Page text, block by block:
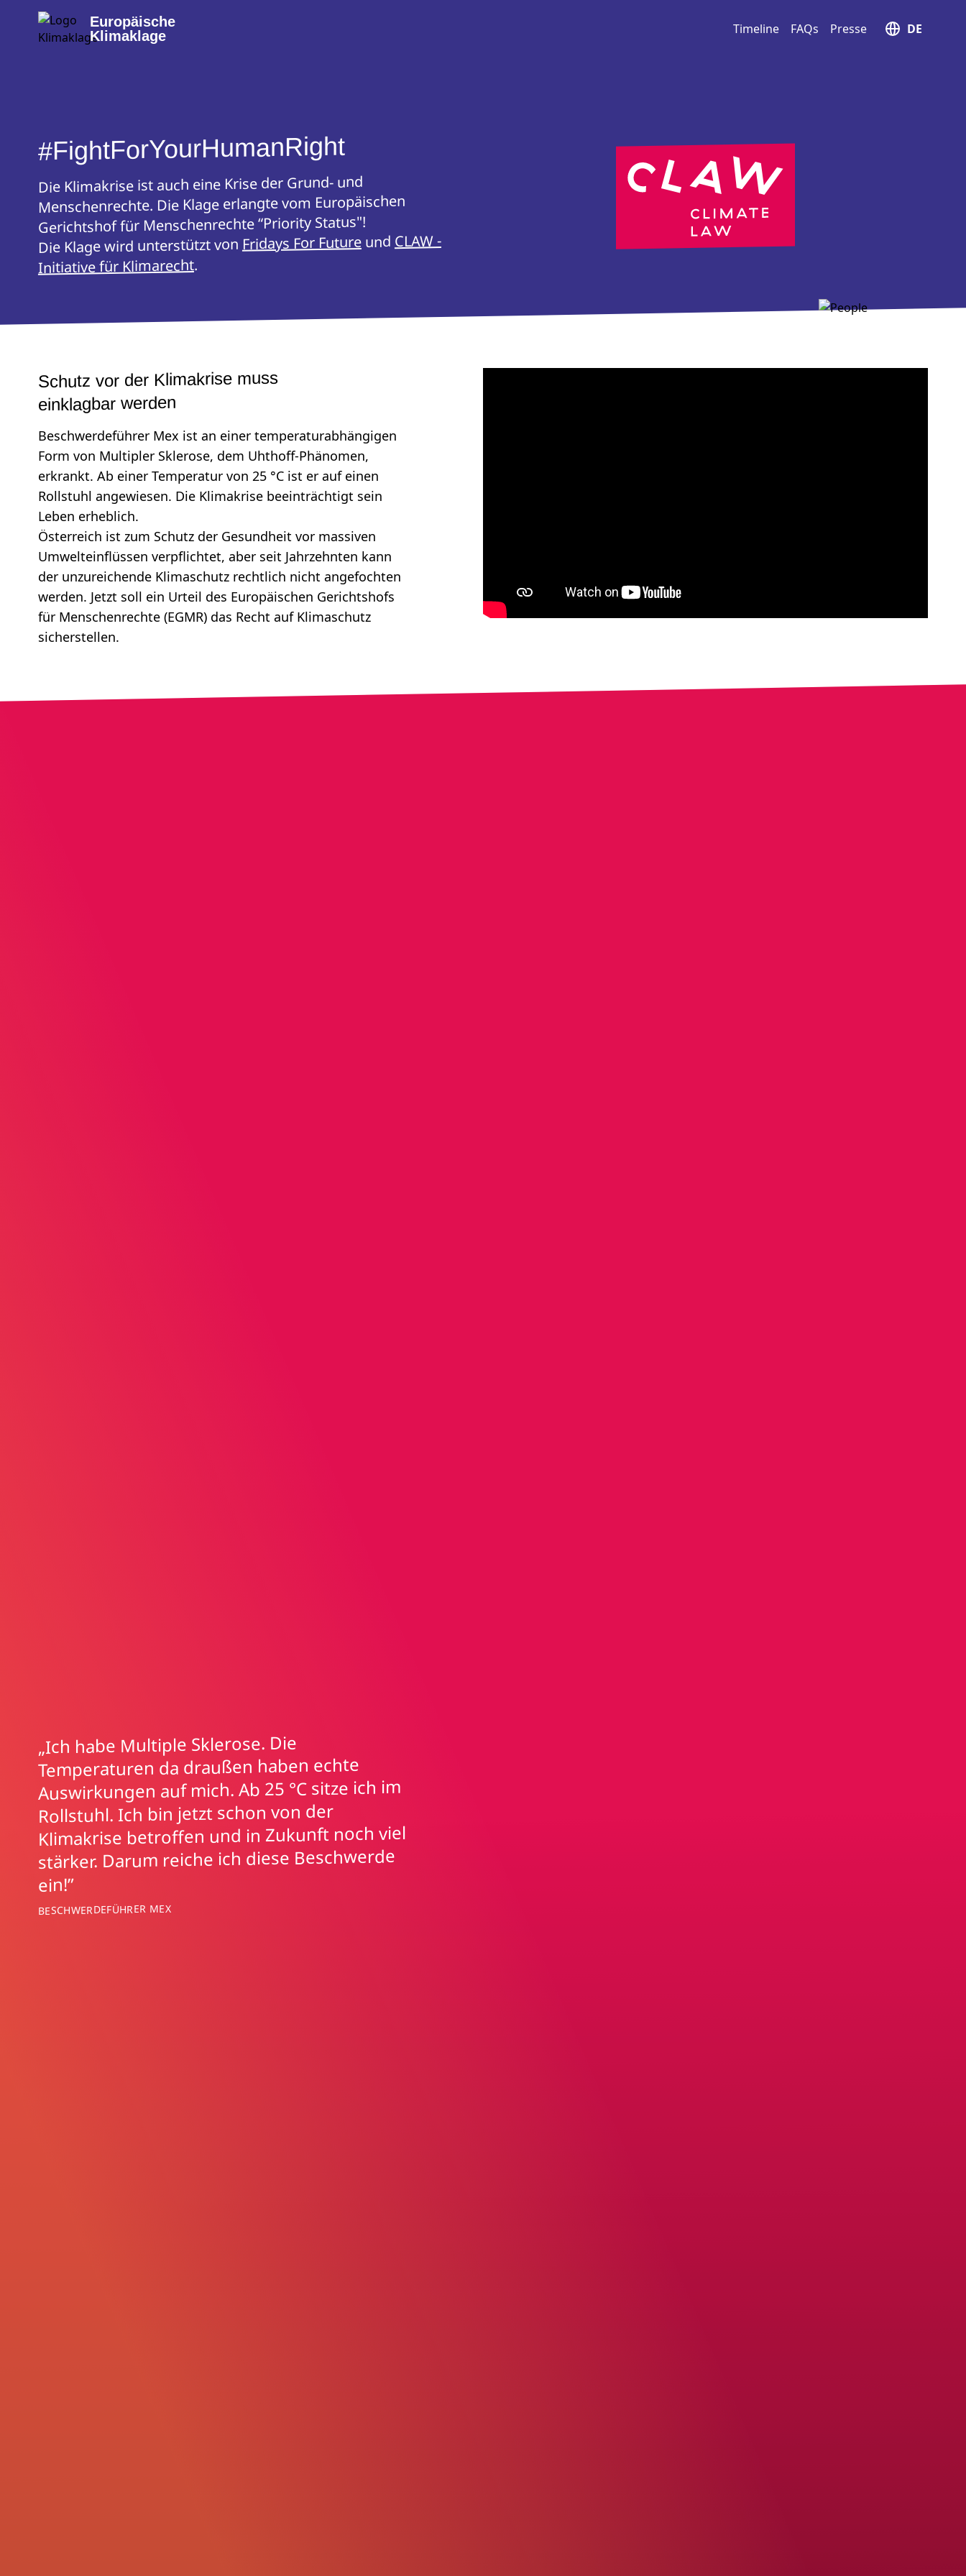
Europäische
Klimaklage
Timeline FAQs Presse DE
#FightForYourHumanRight
Die Klimakrise ist auch eine Krise der Grund- und
Menschenrechte. Die Klage erlangte vom Europäischen
Gerichtshof für Menschenrechte “Priority Status"!
Die Klage wird unterstützt von Fridays For Futureund CLAW -
Initiative für Klimarecht.
Schutz vor der Klimakrise muss
einklagbar werden
Beschwerdeführer Mex ist an einer temperaturabhängigen
Form von Multipler Sklerose, dem Uhthoff-Phänomen,
erkrankt. Ab einer Temperatur von 25 °C ist er auf einen
Rollstuhl angewiesen. Die Klimakrise beeinträchtigt sein
Leben erheblich.
Österreich ist zum Schutz der Gesundheit vor massiven
Umwelteinflüssen verpflichtet, aber seit Jahrzehnten kann
der unzureichende Klimaschutz rechtlich nicht angefochten
werden. Jetzt soll ein Urteil des Europäischen Gerichtshofs
für Menschenrechte (EGMR) das Recht auf Klimaschutz
sicherstellen.
„Ich habe Multiple Sklerose. Die
Temperaturen da draußen haben echte
Auswirkungen auf mich. Ab 25 °C sitze ich im
Rollstuhl. Ich bin jetzt schon von der
Klimakrise betroffen und in Zukunft noch viel
stärker. Darum reiche ich diese Beschwerde
ein!”
BESCHWERDEFÜHRER MEX